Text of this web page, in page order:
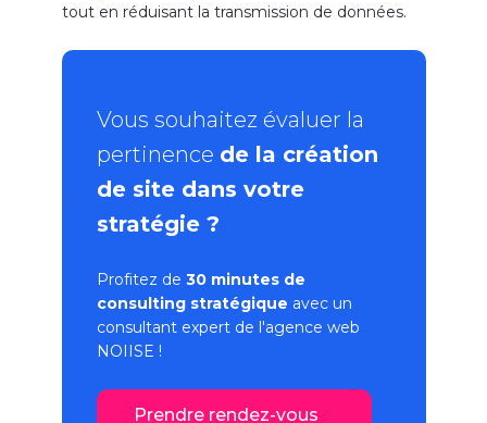
tout en réduisant la transmission de données.
Vous souhaitez évaluer la
pertinence de la création
de site dans votre
stratégie ?
Profitez de 30 minutes de
consulting stratégique avec un
consultant expert de l'agence web
NOIISE !
Prendre rendez-vous